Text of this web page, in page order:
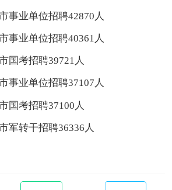
事业单位招聘42870人
事业单位招聘40361人
国考招聘39721人
事业单位招聘37107人
国考招聘37100人
军转干招聘36336人